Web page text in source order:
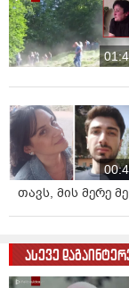
თავს, მის მერე
ასევე